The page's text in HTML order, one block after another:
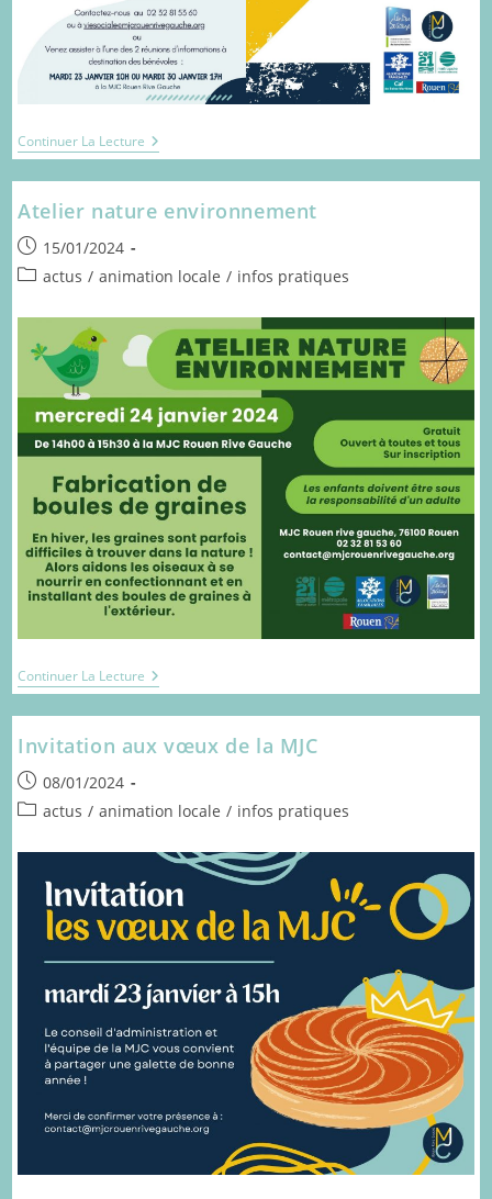
Continuer La Lecture L’agenda
De
–
2024
Atelier nature environnement
Publication
publiée :
15/01/2024
Postactus / animation locale / infos pratiques
Continuer La Lecture Atelier
Nature
Environnement
Invitation aux vœux de la MJC
Publication
publiée :
08/01/2024
Postactus / animation locale / infos pratiques